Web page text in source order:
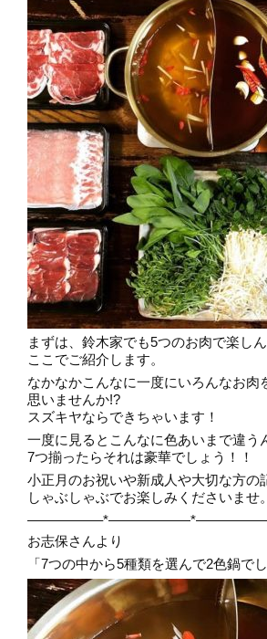
まずは、鈴木家でも5つのお肉で楽し
ここでご紹介します。
なかなかこんなに一度にいろんなお肉
思いませんか!?
スズキヤならできちゃいます！
一度に見るとこんなに色あいまで違う
7つ揃ったらそれは豪華でしょう！！
小正月のお祝いや新成人や大切な方の
しゃぶしゃぶでお楽しみくださいませ。
お志保さんより
「7つの中から5種類を選んで2色鍋で